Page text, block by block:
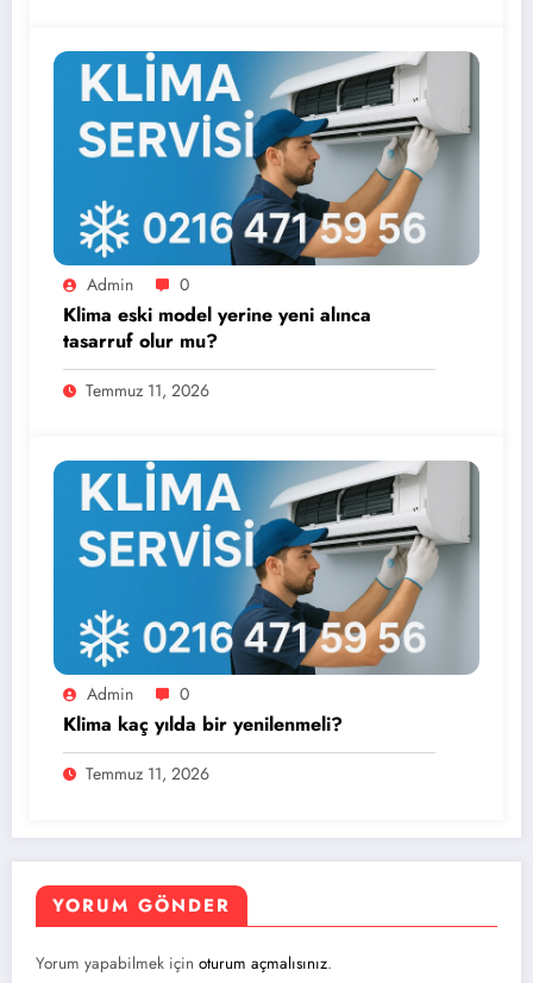
Admin 0
Klima eski model yerine yeni alınca
tasarruf olur mu?
Temmuz 11, 2026
Admin 0
Klima kaç yılda bir yenilenmeli?
Temmuz 11, 2026
YORUM GÖNDER
Yorum yapabilmek için oturum açmalısınız.